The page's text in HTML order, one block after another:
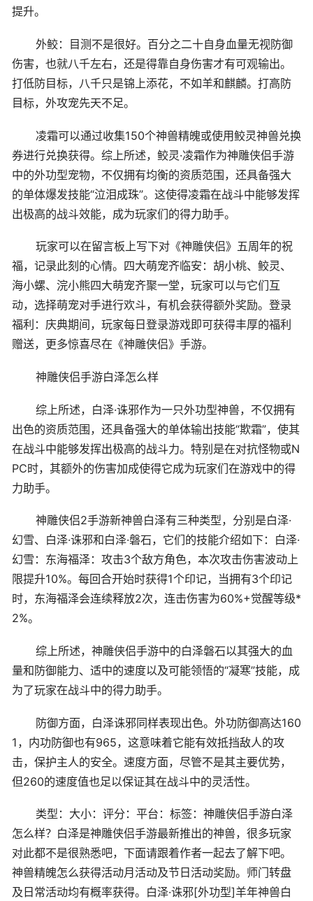
提升。
外鲛：目测不是很好。百分之二十自身血量无视防御
伤害，也就八千左右，还是得靠自身伤害才有可观输出。
打低防目标，八千只是锦上添花，不如羊和麒麟。打高防
目标，外攻宠先天不足。
凌霜可以通过收集150个神兽精魄或使用鲛灵神兽兑换
券进行兑换获得。综上所述，鲛灵·凌霜作为神雕侠侣手游
中的外功型宠物，不仅拥有均衡的资质范围，还具备强大
的单体爆发技能“泣泪成珠”。这使得凌霜在战斗中能够发挥
出极高的战斗效能，成为玩家们的得力助手。
玩家可以在留言板上写下对《神雕侠侣》五周年的祝
福，记录此刻的心情。四大萌宠齐临安：胡小桃、鲛灵、
海小螺、浣小熊四大萌宠齐聚一堂，玩家可以与它们互
动，选择萌宠对手进行欢斗，有机会获得额外奖励。登录
福利：庆典期间，玩家每日登录游戏即可获得丰厚的福利
赠送，更多惊喜尽在《神雕侠侣》手游。
神雕侠侣手游白泽怎么样
综上所述，白泽·诛邪作为一只外功型神兽，不仅拥有
出色的资质范围，还具备强大的单体输出技能“欺霜”，使其
在战斗中能够发挥出极高的战斗力。特别是在对抗怪物或N
PC时，其额外的伤害加成使得它成为玩家们在游戏中的得
力助手。
神雕侠侣2手游新神兽白泽有三种类型，分别是白泽·
幻雪、白泽·诛邪和白泽·磐石，它们的技能介绍如下：白泽·
幻雪：东海福泽：攻击3个敌方角色，本次攻击伤害波动上
限提升10%。每回合开始时获得1个印记，当拥有3个印记
时，东海福泽会连续释放2次，连击伤害为60%+觉醒等级*
2%。
综上所述，神雕侠侣手游中的白泽磐石以其强大的血
量和防御能力、适中的速度以及可能领悟的“凝寒”技能，成
为了玩家在战斗中的得力助手。
防御方面，白泽诛邪同样表现出色。外功防御高达160
1，内功防御也有965，这意味着它能有效抵挡敌人的攻
击，保护主人的安全。速度方面，尽管不是其主要优势，
但260的速度值也足以保证其在战斗中的灵活性。
类型：大小：评分：平台：标签：神雕侠侣手游白泽
怎么样？白泽是神雕侠侣手游最新推出的神兽，很多玩家
对此都不是很熟悉吧，下面请跟着作者一起去了解下吧。
神兽精魄怎么获得活动月活动及节日活动奖励。师门转盘
及日常活动均有概率获得。白泽·诛邪[外功型]羊年神兽白